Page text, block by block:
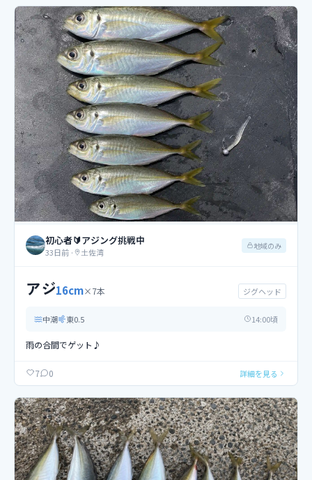
初心者🔰アジング挑戦中
33日前 · 土佐湾
地域のみ
アジ16cm×7本 ジグヘッド
中潮 東0.5 14:00頃
雨の合間でゲット♪
7 0 詳細を見る